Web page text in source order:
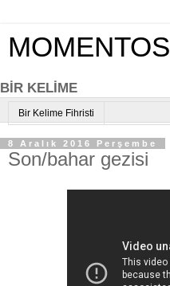
MOMENTOS
BİR KELİME
Bir Kelime Fihristi
8 Aralık 2016 Perşembe
Son/bahar gezisi